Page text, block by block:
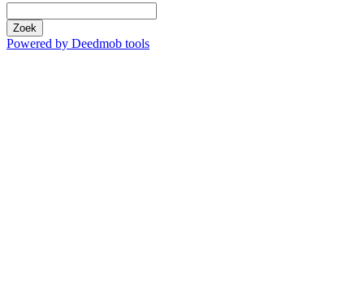
Zoek
Powered by Deedmob tools